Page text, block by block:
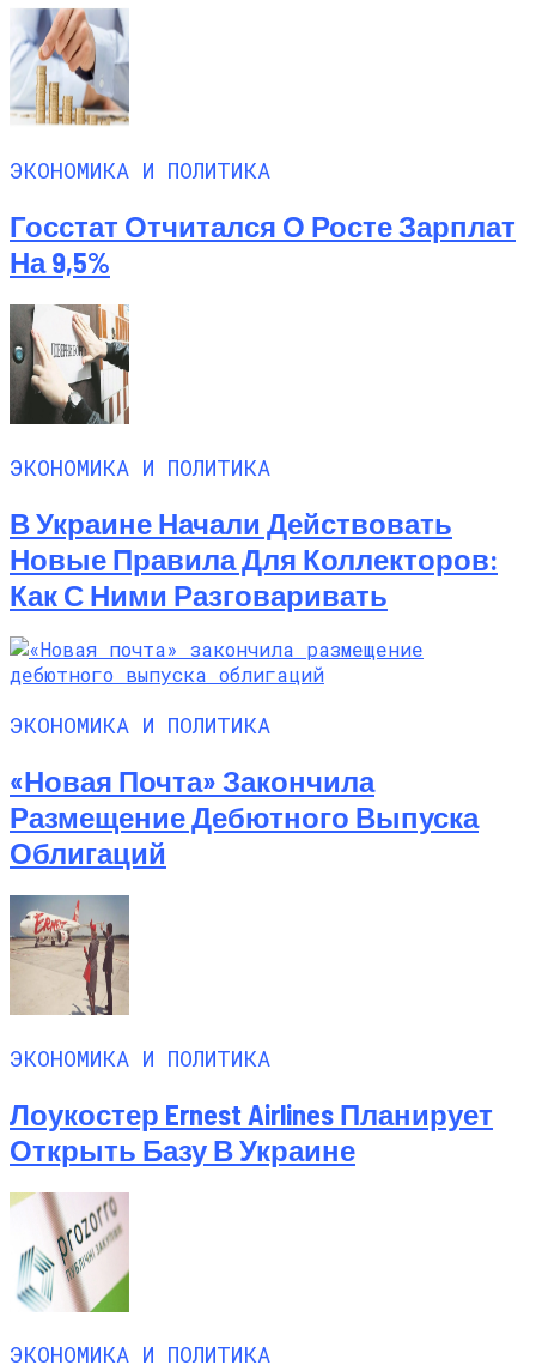
ЭКОНОМИКА И ПОЛИТИКА
Госстат Отчитался О Росте Зарплат
На 9,5%
ЭКОНОМИКА И ПОЛИТИКА
В Украине Начали Действовать
Новые Правила Для Коллекторов:
Как С Ними Разговаривать
ЭКОНОМИКА И ПОЛИТИКА
«Новая Почта» Закончила
Размещение Дебютного Выпуска
Облигаций
ЭКОНОМИКА И ПОЛИТИКА
Лоукостер Ernest Airlines Планирует
Открыть Базу В Украине
ЭКОНОМИКА И ПОЛИТИКА